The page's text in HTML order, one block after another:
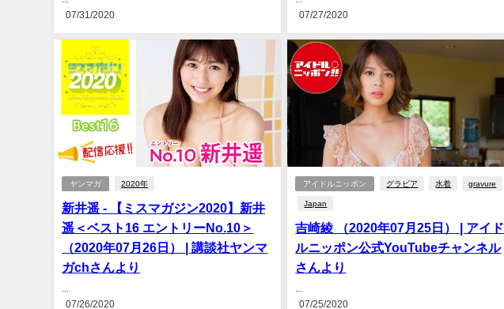
07/31/2020
07/27/2020
ヤンマガ 2020年
新井遥 - 【ミスマガジン2020】新井
遥＜ベスト16 エントリーNo.10＞
（2020年07月26日） | 講談社ヤンマ
ガchさんより
...
07/26/2020
アイドルニッポン グラビア 水着 gravure
Japan
吉崎綾 （2020年07月25日） | アイド
ルニッポン公式YouTubeチャンネル
さんより
...
07/25/2020